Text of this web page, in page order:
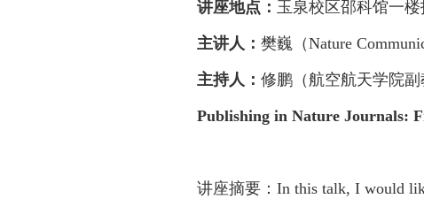
讲座地点： 玉泉校区邵科馆一
主讲人： 樊巍（Nature
主持人： 修鹏（航空航天学院副
Publishing in Nature Journals:
讲座摘要： In this talk, I would